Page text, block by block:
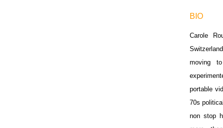
BIO
Carole
moving
portable
70s
non stop